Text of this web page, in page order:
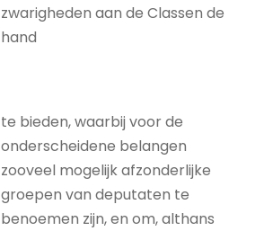
zwarigheden aan de Classen de
hand
te bieden, waarbij voor de
onderscheidene belangen
zooveel mogelijk afzonderlijke
groepen van deputaten te
benoemen zijn, en om, althans